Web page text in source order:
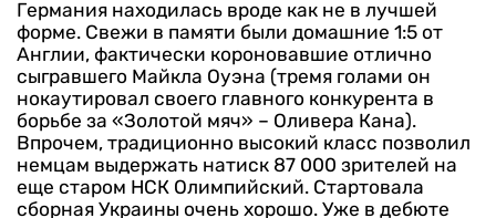
Германия находилась вроде как не в лучшей
форме. Свежи в памяти были домашние 1:5 от
Англии, фактически короновавшие отлично
сыгравшего Майкла Оуэна (тремя голами он
нокаутировал своего главного конкурента в
борьбе за «Золотой мяч» – Оливера Кана).
Впрочем, традиционно высокий класс позволил
немцам выдержать натиск 87 000 зрителей на
еще старом НСК Олимпийский. Стартовала
сборная Украины очень хорошо. Уже в дебюте